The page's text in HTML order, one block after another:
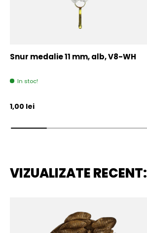
Snur medalie 11 mm, alb, V8-WH
In stoc!
Pret initial
1,00 lei
VIZUALIZATE RECENT: